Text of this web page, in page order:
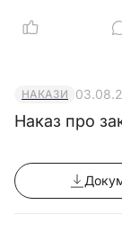
НАКАЗИ
Наказ про